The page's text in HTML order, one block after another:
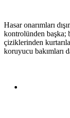
Hasar onarımları
kontrolünden başka;
çiziklerinden
koruyucu bakımları